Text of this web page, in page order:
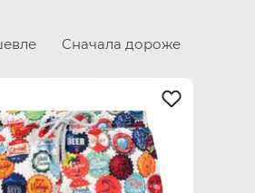
Сначала дороже